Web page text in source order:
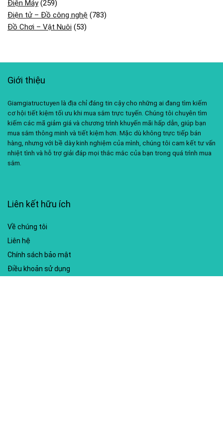
Điện Máy(259)
Điện tử – Đồ công nghệ (783)
Đồ Chơi – Vật Nuôi (53)
Giới thiệu
Giamgiatructuyen là địa chỉ đáng tin cậy cho những ai đang tìm kiếm
cơ hội tiết kiệm tối ưu khi mua sắm trực tuyến. Chúng tôi chuyên tìm
kiếm các mã giảm giá và chương trình khuyến mãi hấp dẫn, giúp bạn
mua sắm thông minh và tiết kiệm hơn. Mặc dù không trực tiếp bán
hàng, nhưng với bề dày kinh nghiệm của mình, chúng tôi cam kết tư vấn
nhiệt tình và hỗ trợ giải đáp mọi thắc mắc của bạn trong quá trình mua
sắm.
Liên kết hữu ích
Về chúng tôi
Liên hệ
Chính sách bảo mật
Điều khoản sử dụng